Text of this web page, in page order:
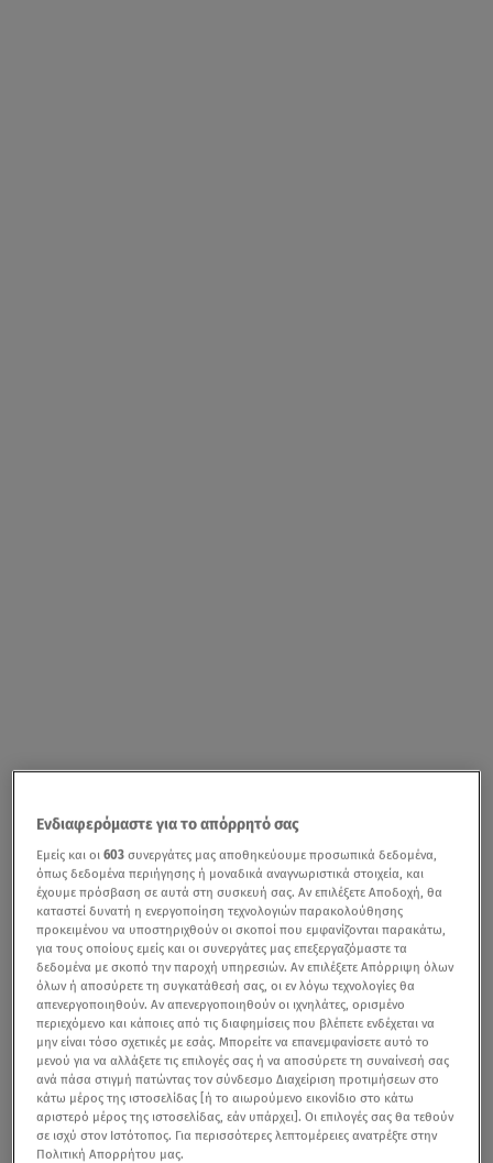
Όμορφη, σέξι και ταλαντούχα, ηηθοποιός
Ρώμα
γνώρισε μεγάλη επιτυχία τη δεκαετία του ’80
μέσα από γνωστές βιντεοταινίες.Υπήρξε το πρόσωπο
των εξωφύλλων, των επιθεωρήσεων και των σίριαλ της
εποχής.
Νίκη Λινάρδου: Οι γάμοι, η αιτία θανάτου και η κόντρα
με τη Βουγιουκλάκη
Ήταν ένα κορίτσι που αναμφίβολα ήταν ο πόθος κάθε
αγοριού και στόλιζε με αφίσες της τα εφηβικά δωμάτια.
Ξανθιά, με ελκυστική εμφάνιση και σπιρτάδα, μπορούσε
Ενδιαφερόμαστε για το απόρρητό σας
Εμείς και οι603 συνεργάτες μας αποθηκεύουμε προσωπικά δεδομένα,
όπως δεδομένα περιήγησης ή μοναδικά αναγνωριστικά στοιχεία, και
έχουμε πρόσβαση σε αυτά στη συσκευή σας. Αν επιλέξετε Αποδοχή, θα
καταστεί δυνατή η ενεργοποίηση τεχνολογιών παρακολούθησης
προκειμένου να υποστηριχθούν οι σκοποί που εμφανίζονται παρακάτω,
για τους οποίους εμείς και οι συνεργάτες μας επεξεργαζόμαστε τα
δεδομένα με σκοπό την παροχή υπηρεσιών. Αν επιλέξετε Απόρριψη όλων
όλων ή αποσύρετε τη συγκατάθεσή σας, οι εν λόγω τεχνολογίες θα
απενεργοποιηθούν. Αν απενεργοποιηθούν οι ιχνηλάτες, ορισμένο
περιεχόμενο και κάποιες από τις διαφημίσεις που βλέπετε ενδέχεται να
μην είναι τόσο σχετικές με εσάς. Μπορείτε να επανεμφανίσετε αυτό το
μενού για να αλλάξετε τις επιλογές σας ή να αποσύρετε τη συναίνεσή σας
ανά πάσα στιγμή πατώντας τον σύνδεσμο Διαχείριση προτιμήσεων στο
κάτω μέρος της ιστοσελίδας [ή το αιωρούμενο εικονίδιο στο κάτω
αριστερό μέρος της ιστοσελίδας, εάν υπάρχει]. Οι επιλογές σας θα τεθούν
σε ισχύ στον Ιστότοπος. Για περισσότερες λεπτομέρειες ανατρέξτε στην
Πολιτική Απορρήτου μας.